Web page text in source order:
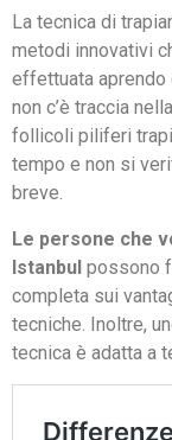
La tecnica di
metodi innovativi
effettuata aprendo
non c’è traccia
follicoli piliferi
tempo e non si
breve.
Le persone che
Istanbul possono
completa sui
tecniche. Inoltre,
tecnica è adatta a